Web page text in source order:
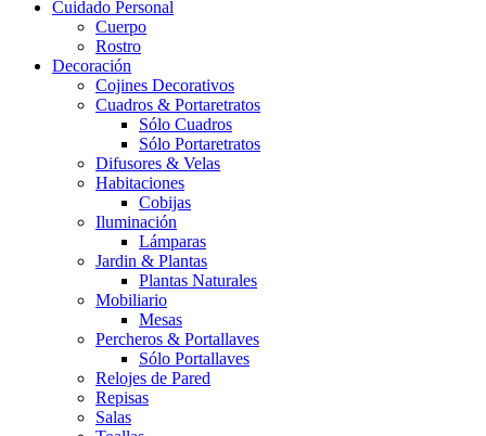
Cuidado Personal
Cuerpo
Rostro
Decoración
Cojines Decorativos
Cuadros & Portaretratos
Sólo Cuadros
Sólo Portaretratos
Difusores & Velas
Habitaciones
Cobijas
Iluminación
Lámparas
Jardin & Plantas
Plantas Naturales
Mobiliario
Mesas
Percheros & Portallaves
Sólo Portallaves
Relojes de Pared
Repisas
Salas